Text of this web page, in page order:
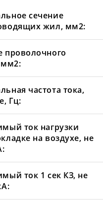
сечение
жил, мм2:
проволочного
мм2:
частота тока,
Гц:
ток нагрузки
на воздухе, не
ток 1 сек КЗ, не